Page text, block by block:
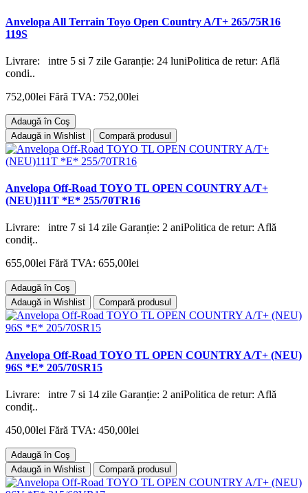
Anvelopa All Terrain Toyo Open Country A/T+ 265/75R16
119S
Livrare: intre 5 si 7 zile Garanție: 24 luniPolitica de retur: Află
condi..
752,00lei Fără TVA: 752,00lei
Adaugă în Coş
Adaugă in Wishlist
Compară produsul
Anvelopa Off-Road TOYO TL OPEN COUNTRY A/T+
(NEU)111T *E* 255/70TR16
Livrare: intre 7 si 14 zile Garanție: 2 aniPolitica de retur: Află
condiț..
655,00lei Fără TVA: 655,00lei
Adaugă în Coş
Adaugă in Wishlist
Compară produsul
Anvelopa Off-Road TOYO TL OPEN COUNTRY A/T+ (NEU)
96S *E* 205/70SR15
Livrare: intre 7 si 14 zile Garanție: 2 aniPolitica de retur: Află
condiț..
450,00lei Fără TVA: 450,00lei
Adaugă în Coş
Adaugă in Wishlist
Compară produsul